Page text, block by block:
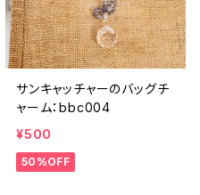
サンキャッチャーのバッグチ
ャーム：bbc004
¥500
50%OFF